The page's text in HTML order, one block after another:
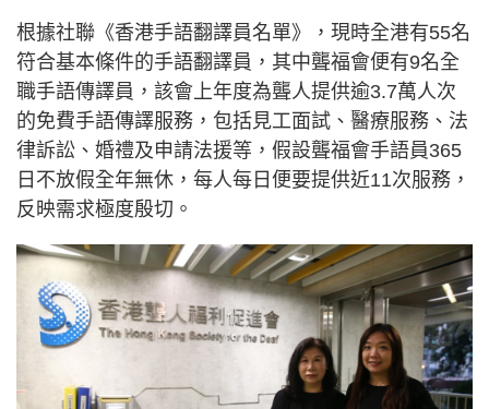
根據社聯《香港手語翻譯員名單》，現時全港有55名
符合基本條件的手語翻譯員，其中聾福會便有9名全
職手語傳譯員，該會上年度為聾人提供逾3.7萬人次
的免費手語傳譯服務，包括見工面試、醫療服務、法
律訴訟、婚禮及申請法援等，假設聾福會手語員365
日不放假全年無休，每人每日便要提供近11次服務，
反映需求極度殷切。